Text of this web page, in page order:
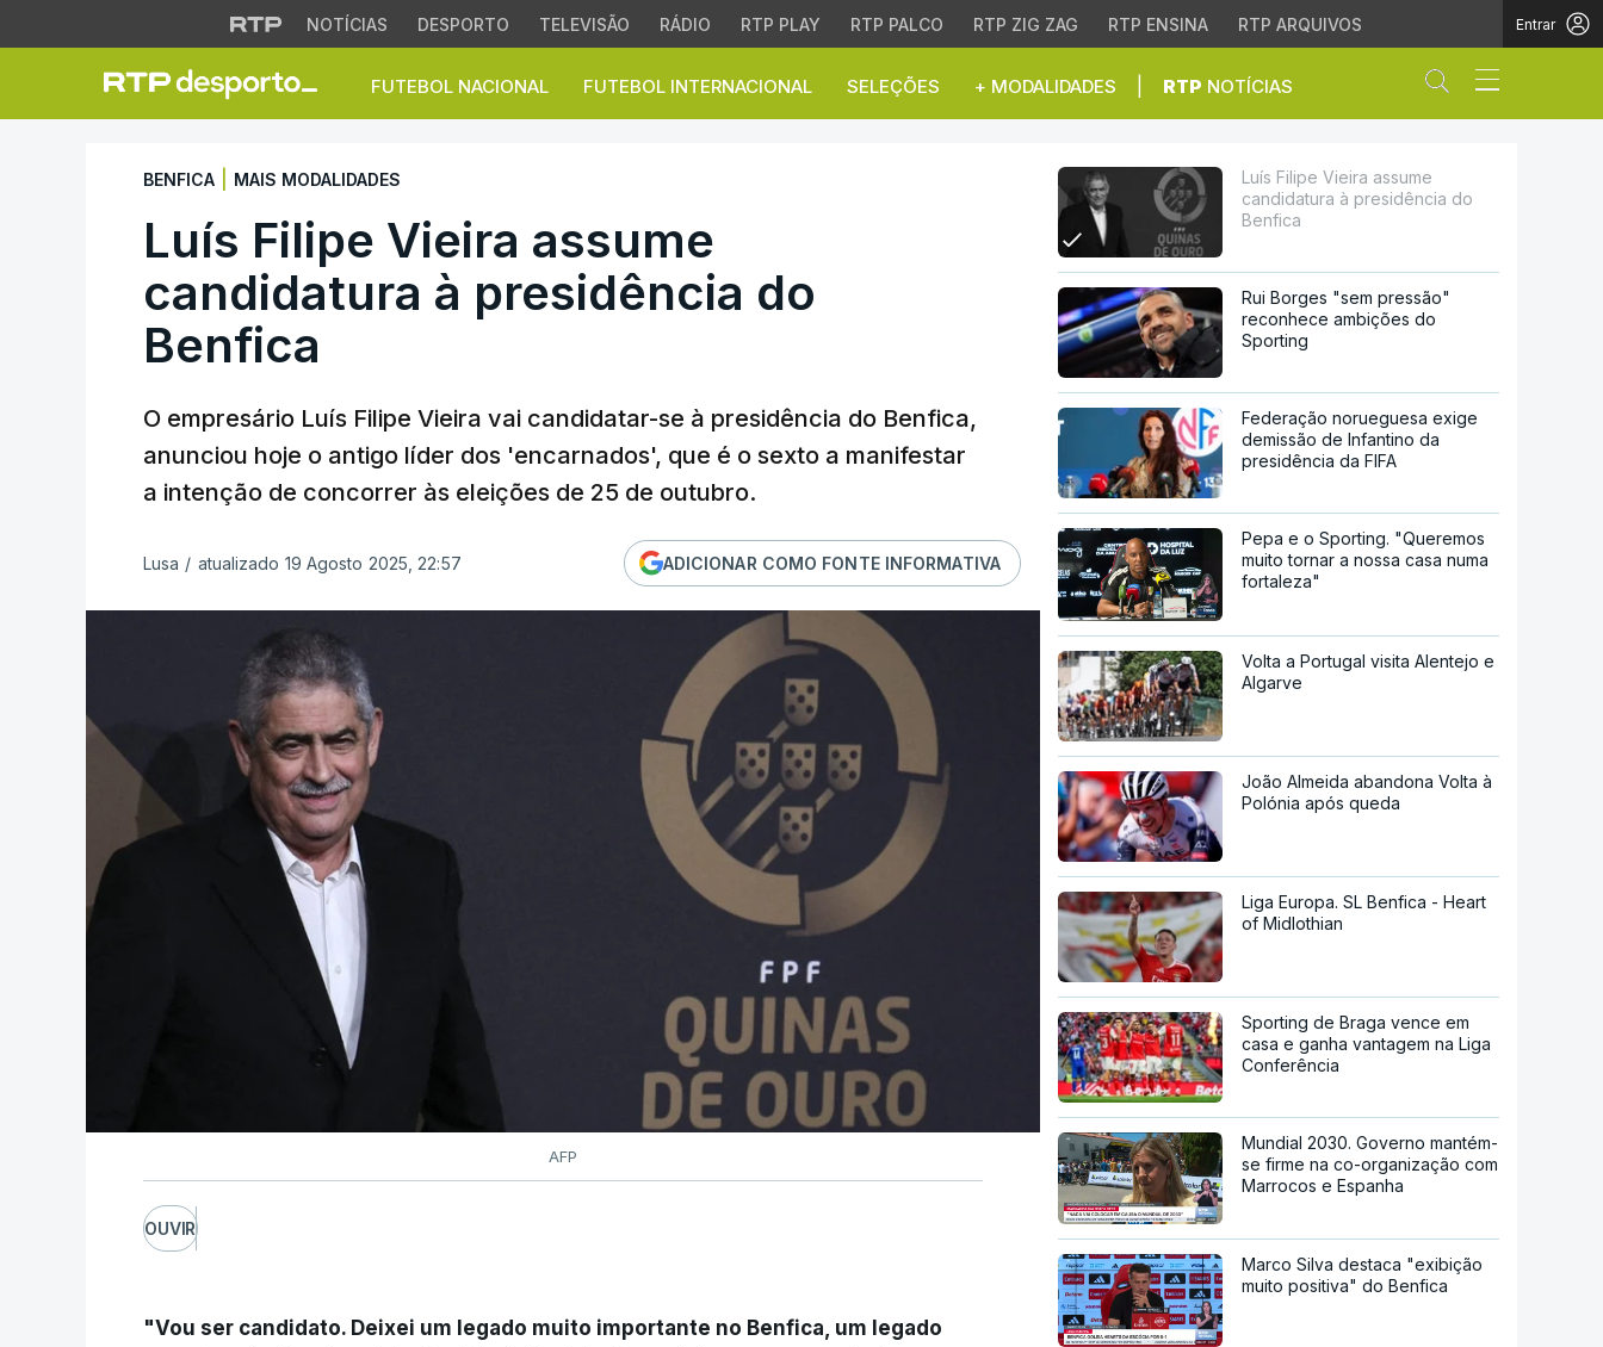
NOTÍCIAS DESPORTO TELEVISÃO RÁDIO RTP PLAY RTP PALCO RTP ZIG ZAG RTP ENSINA RTP ARQUIVOS Entrar
FUTEBOL NACIONAL FUTEBOL INTERNACIONAL SELEÇÕES + MODALIDADES RTP NOTÍCIAS Abrir campo
Luís Filipe Vieira assume candidatura à presidência do Benfica
BENFICA MAIS MODALIDADES
Luís Filipe Vieira assume
candidatura à presidência do
Benfica
O empresário Luís Filipe Vieira vai candidatar-se à presidência do Benfica,
anunciou hoje o antigo líder dos 'encarnados', que é o sexto a manifestar
a intenção de concorrer às eleições de 25 de outubro.
Lusa / atualizado 19 Agosto 2025, 22:57 ADICIONAR COMO FONTE INFORMATIVA
AFP
OUVIR
"Vou ser candidato. Deixei um legado muito importante no Benfica, um legado
Luís Filipe Vieira assume
candidatura à presidência do
Benfica
Rui Borges "sem pressão"
reconhece ambições do
Sporting
Federação norueguesa exige
demissão de Infantino da
presidência da FIFA
Pepa e o Sporting. "Queremos
muito tornar a nossa casa numa
fortaleza"
Volta a Portugal visita Alentejo e
Algarve
João Almeida abandona Volta à
Polónia após queda
Liga Europa. SL Benfica - Heart
of Midlothian
Sporting de Braga vence em
casa e ganha vantagem na Liga
Conferência
Mundial 2030. Governo mantém-
se firme na co-organização com
Marrocos e Espanha
Marco Silva destaca "exibição
muito positiva" do Benfica